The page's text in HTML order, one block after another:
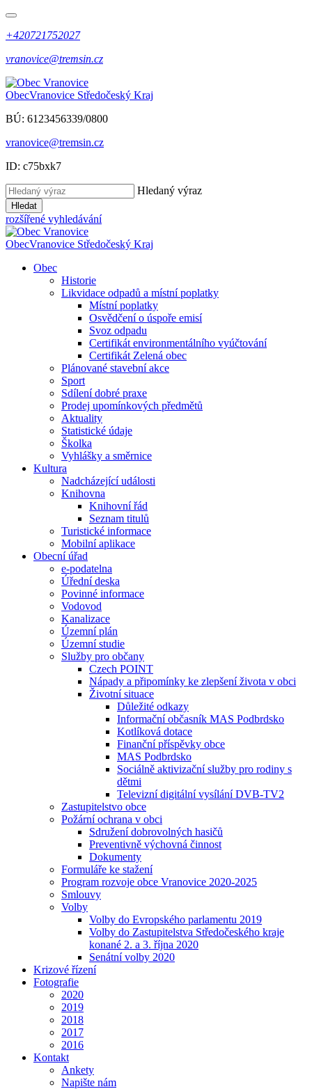
+420721752027
vranovice@tremsin.cz
ObecVranovice Středočeský Kraj
BÚ: 6123456339/0800
vranovice@tremsin.cz
ID: c75bxk7
Hledaný výraz
Hledat
rozšířené vyhledávání
ObecVranovice Středočeský Kraj
Obec
Historie
Likvidace odpadů a místní poplatky
Místní poplatky
Osvědčení o úspoře emisí
Svoz odpadu
Certifikát environmentálního vyúčtování
Certifikát Zelená obec
Plánované stavební akce
Sport
Sdílení dobré praxe
Prodej upomínkových předmětů
Aktuality
Statistické údaje
Školka
Vyhlášky a směrnice
Kultura
Nadcházející události
Knihovna
Knihovní řád
Seznam titulů
Turistické informace
Mobilní aplikace
Obecní úřad
e-podatelna
Úřední deska
Povinné informace
Vodovod
Kanalizace
Územní plán
Územní studie
Služby pro občany
Czech POINT
Nápady a připomínky ke zlepšení života v obci
Životní situace
Důležité odkazy
Informační občasník MAS Podbrdsko
Kotlíková dotace
Finanční příspěvky obce
MAS Podbrdsko
Sociálně aktivizační služby pro rodiny s
dětmi
Televizní digitální vysílání DVB-TV2
Zastupitelstvo obce
Požární ochrana v obci
Sdružení dobrovolných hasičů
Preventivně výchovná činnost
Dokumenty
Formuláře ke stažení
Program rozvoje obce Vranovice 2020-2025
Smlouvy
Volby
Volby do Evropského parlamentu 2019
Volby do Zastupitelstva Středočeského kraje
konané 2. a 3. října 2020
Senátní volby 2020
Krizové řízení
Fotografie
2020
2019
2018
2017
2016
Kontakt
Ankety
Napište nám